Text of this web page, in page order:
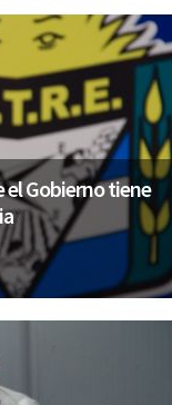
el Gobierno tiene